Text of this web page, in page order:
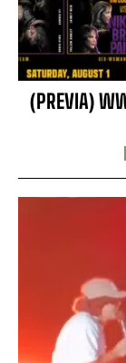
(PREVIA)